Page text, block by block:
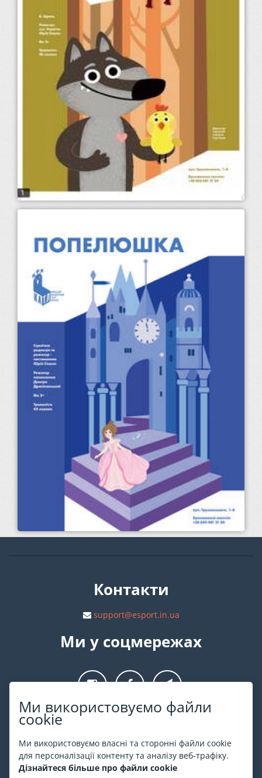
Ми використовуємо файли
cookie
Ми використовуємо власні та сторонні файли cookie
для персоналізації контенту та аналізу веб-трафіку.
Дізнайтеся більше про файли cookie
Контакти
support@esport.in.ua
Ми у соцмережах
Про ESPORT .in.ua
На ESPORT.in.ua представлена афіша Києва та інших міст
України. Всі квитки продаються офіційно. Ми працюємо
безпосередньо з касами.